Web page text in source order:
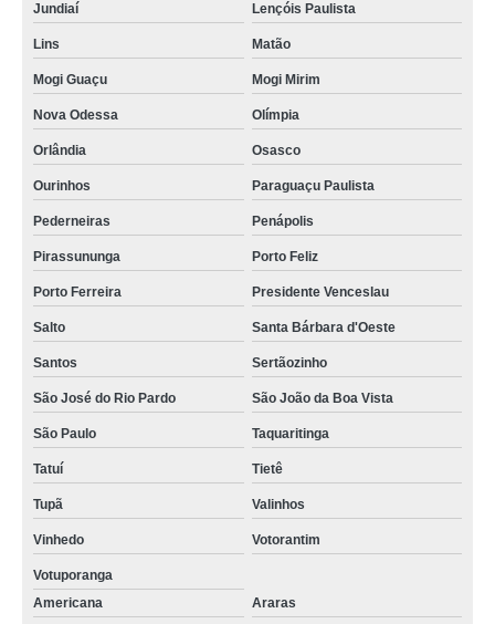
Jundiaí Lençóis Paulista
Lins Matão
Mogi Guaçu Mogi Mirim
Nova Odessa Olímpia
Orlândia Osasco
Ourinhos Paraguaçu Paulista
Pederneiras Penápolis
Pirassununga Porto Feliz
Porto Ferreira Presidente Venceslau
Salto Santa Bárbara d'Oeste
Santos Sertãozinho
São José do Rio Pardo São João da Boa Vista
São Paulo Taquaritinga
Tatuí Tietê
Tupã Valinhos
Vinhedo Votorantim
Votuporanga
Americana
Araras